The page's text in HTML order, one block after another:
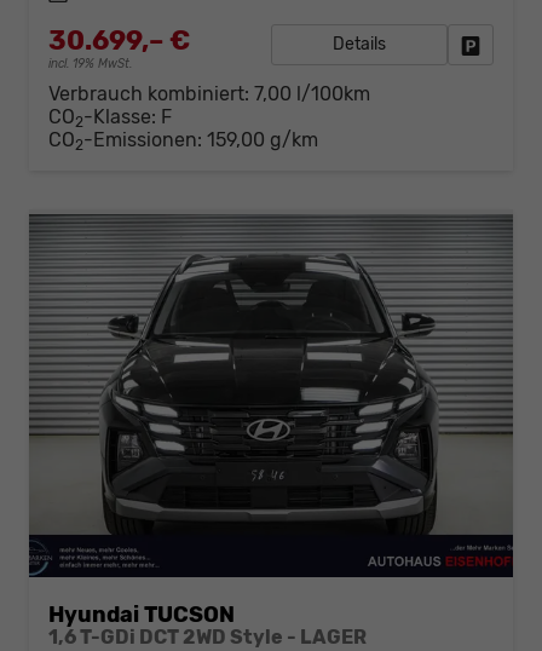
30.699,– €
incl. 19% MwSt.
Details
Verbrauch kombiniert: 7,00 l/100km
CO2-Klasse: F
CO2-Emissionen: 159,00 g/km
Hyundai TUCSON
1,6 T-GDi DCT 2WD Style - LAGER